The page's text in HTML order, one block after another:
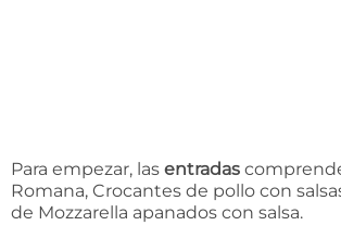
Para empezar, las entradas
Romana, Crocantes de pollo con
de Mozzarella apanados con salsa.